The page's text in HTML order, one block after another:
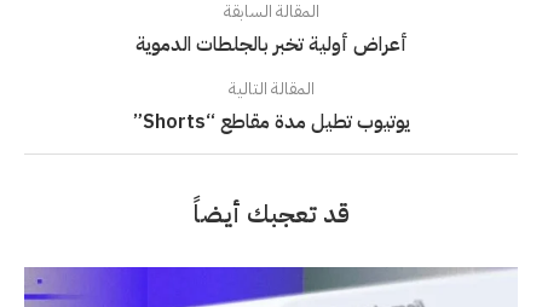
المقالة السابقة
أعراض أولية تخبر بالجلطات الدموية
المقالة التالية
يوتيوب تطيل مدة مقاطع “Shorts”
قد تعجبك أيضاً